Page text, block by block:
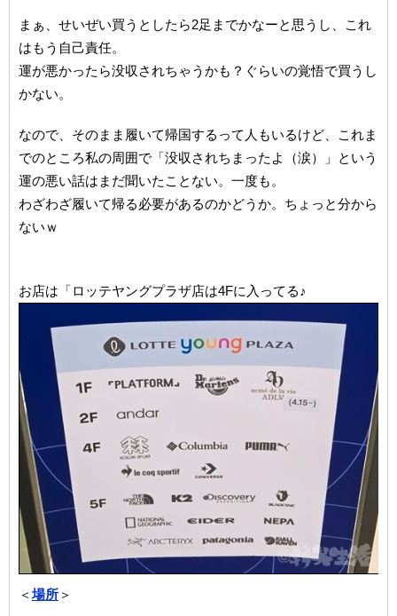
まぁ、せいぜい買うとしたら2足までかなーと思うし、これ
はもう自己責任。
運が悪かったら没収されちゃうかも？ぐらいの覚悟で買うし
かない。
なので、そのまま履いて帰国するって人もいるけど、これま
でのところ私の周囲で「没収されちまったよ（涙）」という
運の悪い話はまだ聞いたことない。一度も。
わざわざ履いて帰る必要があるのかどうか。ちょっと分から
ないｗ
お店は「ロッテヤングプラザ店は4Fに入ってる♪
＜場所＞